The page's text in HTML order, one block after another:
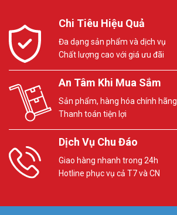
Chi Tiêu Hiệu Quả
Đa dạng sản phẩm và dịch vụ
Chất lượng cao với giá ưu đãi
An Tâm Khi Mua Sắm
Sản phẩm, hàng hóa chính hãng
Thanh toán tiện lợi
Dịch Vụ Chu Đáo
Giao hàng nhanh trong 24h
Hotline phục vụ cả T7 và CN